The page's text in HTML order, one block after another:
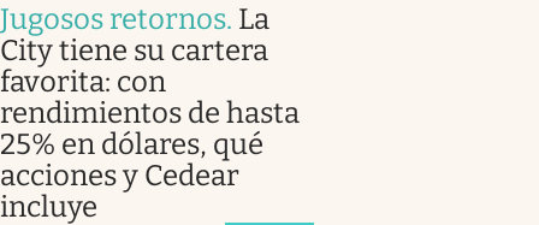
Jugosos retornos. La
City tiene su cartera
favorita: con
rendimientos de hasta
25% en dólares, qué
acciones y Cedear
incluye